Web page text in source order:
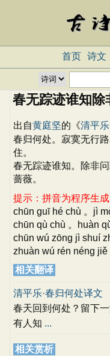
首页 诗文
春无踪迹谁知除
出自黄庭坚的《清平
春归何处。寂寞无行
住。
春无踪迹谁知。除非
蔷薇。
提示：拼音为程序生
chūn guī hé chù 。jì
chūn qù chù 。huàn
chūn wú zōng jì shuí
zhuàn wú rén néng jiě
相关翻译
清平乐·春归何处译文
春天回到何处？留下
有人知 ...
相关赏析